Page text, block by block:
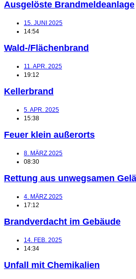
Ausgelöste Brandmeldeanlage
15. JUNI 2025
14:54
Wald-/Flächenbrand
11. APR. 2025
19:12
Kellerbrand
5. APR. 2025
15:38
Feuer klein außerorts
8. MÄRZ 2025
08:30
Rettung aus unwegsamen
4. MÄRZ 2025
17:12
Brandverdacht im Gebäude
14. FEB. 2025
14:34
Unfall mit Chemikalien